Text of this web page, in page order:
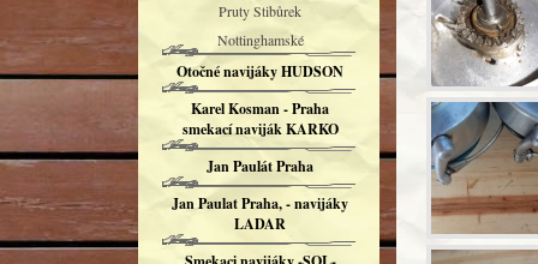
Pruty Stibůrek
Nottinghamské
Otočné navijáky HUDSON
Karel Kosman - Praha
smekací naviják KARKO
Jan Paulát Praha
Jan Paulat Praha, - navijáky
LADAR